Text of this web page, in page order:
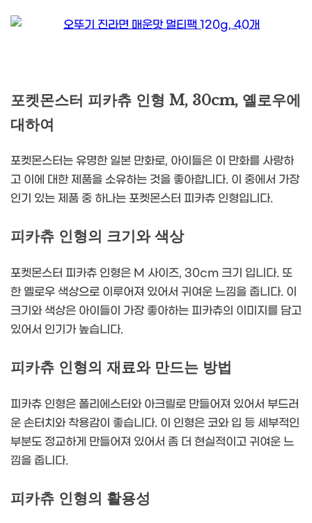
포켓몬스터 피카츄 인형 M, 30cm, 옐로우에
대하여
포켓몬스터는 유명한 일본 만화로, 아이들은 이 만화를 사랑하
고 이에 대한 제품을 소유하는 것을 좋아합니다. 이 중에서 가장
인기 있는 제품 중 하나는 포켓몬스터 피카츄 인형입니다.
피카츄 인형의 크기와 색상
포켓몬스터 피카츄 인형은 M 사이즈, 30cm 크기 입니다. 또
한 옐로우 색상으로 이루어져 있어서 귀여운 느낌을 줍니다. 이
크기와 색상은 아이들이 가장 좋아하는 피카츄의 이미지를 담고
있어서 인기가 높습니다.
피카츄 인형의 재료와 만드는 방법
피카츄 인형은 폴리에스터와 아크릴로 만들어져 있어서 부드러
운 손터치와 착용감이 좋습니다. 이 인형은 코와 입 등 세부적인
부분도 정교하게 만들어져 있어서 좀 더 현실적이고 귀여운 느
낌을 줍니다.
피카츄 인형의 활용성